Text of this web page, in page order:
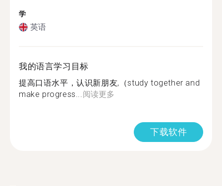
学
英语
我的语言学习目标
提高口语水平，认识新朋友,（study together and
make progress...阅读更多
下载软件